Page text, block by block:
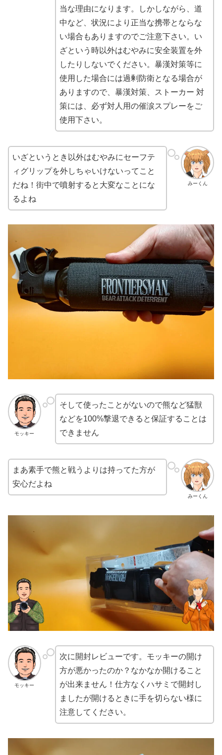
当な理由になります。しかしながら、道
中など、状況により正当な携帯とならな
い場合もありますのでご注意下さい。い
ざという時以外はむやみに安全装置を外
したりしないでください。暴漢対策等に
使用した場合には過剰防衛となる場合が
ありますので、暴漢対策、ストーカー 対
策には、必ず対人用の催涙スプレーをご
使用下さい。
みーくん
いざというとき以外はむやみにセーフテ
ィグリップを外しちゃいけないってこと
だね！街中で噴射すると大変なことにな
るよね
モッキー
そして使ったことがないので熊など猛獣
などを100%撃退できると保証することは
できません
みーくん
まあ素手で熊と戦うよりは持ってた方が
安心だよね
モッキー
次に開封レビューです。モッキーの開け
方が悪かったのか？なかなか開けること
が出来ません！仕方なくハサミで開封し
ましたが開けるときに手を切らない様に
注意してください。